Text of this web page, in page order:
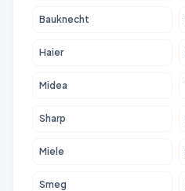
Bauknecht
Haier
Midea
Sharp
Miele
Smeg